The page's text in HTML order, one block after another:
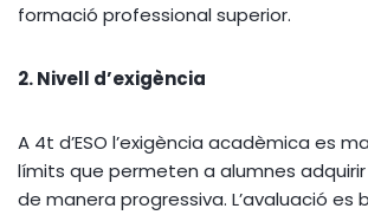
formació professional superior.
2. Nivell d’exigència
A 4t d’ESO l’exigència acadèmica es
límits que permeten a alumnes
de manera progressiva. L’avaluació es